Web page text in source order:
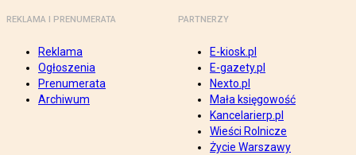
REKLAMA I PRENUMERATA
Reklama
Ogłoszenia
Prenumerata
Archiwum
PARTNERZY
E-kiosk.pl
E-gazety.pl
Nexto.pl
Mała księgowość
Kancelarierp.pl
Wieści Rolnicze
Życie Warszawy